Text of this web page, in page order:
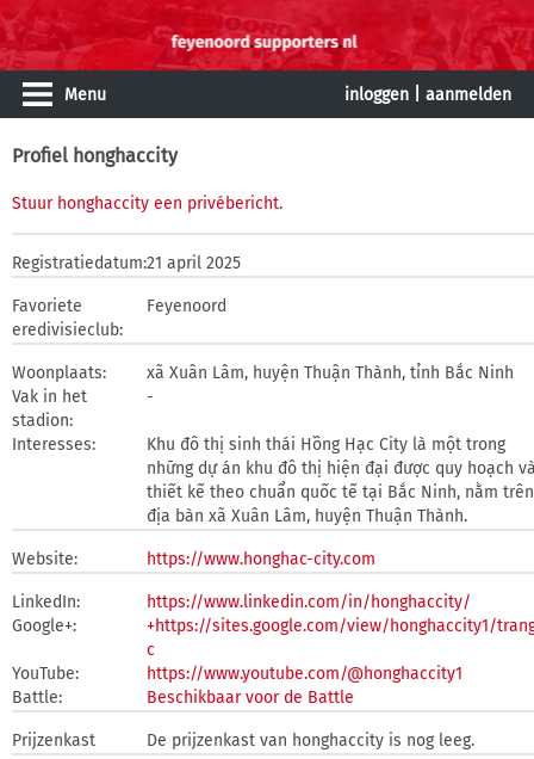
Menu inloggen aanmelden
Profiel honghaccity
Stuur honghaccity een privébericht.
Registratiedatum:21 april 2025
Favoriete
eredivisieclub:
Feyenoord
Woonplaats:
xã Xuân Lâm, huyện Thuận Thành, tỉnh Bắc Ninh
Vak in het
stadion:
-
Interesses:
Khu đô thị sinh thái Hồng Hạc City là một trong
những dự án khu đô thị hiện đại được quy hoạch
thiết kế theo chuẩn quốc tế tại Bắc Ninh, nằm trên
địa bàn xã Xuân Lâm, huyện Thuận Thành.
Website: https://www.honghac-city.com
LinkedIn:
https://www.linkedin.com/in/honghaccity/
Google+:
+https://sites.google.com/view/honghaccity1/
c
YouTube:
https://www.youtube.com/@honghaccity1
Battle:
Beschikbaar voor de Battle
Prijzenkast De prijzenkast van honghaccity is nog leeg.